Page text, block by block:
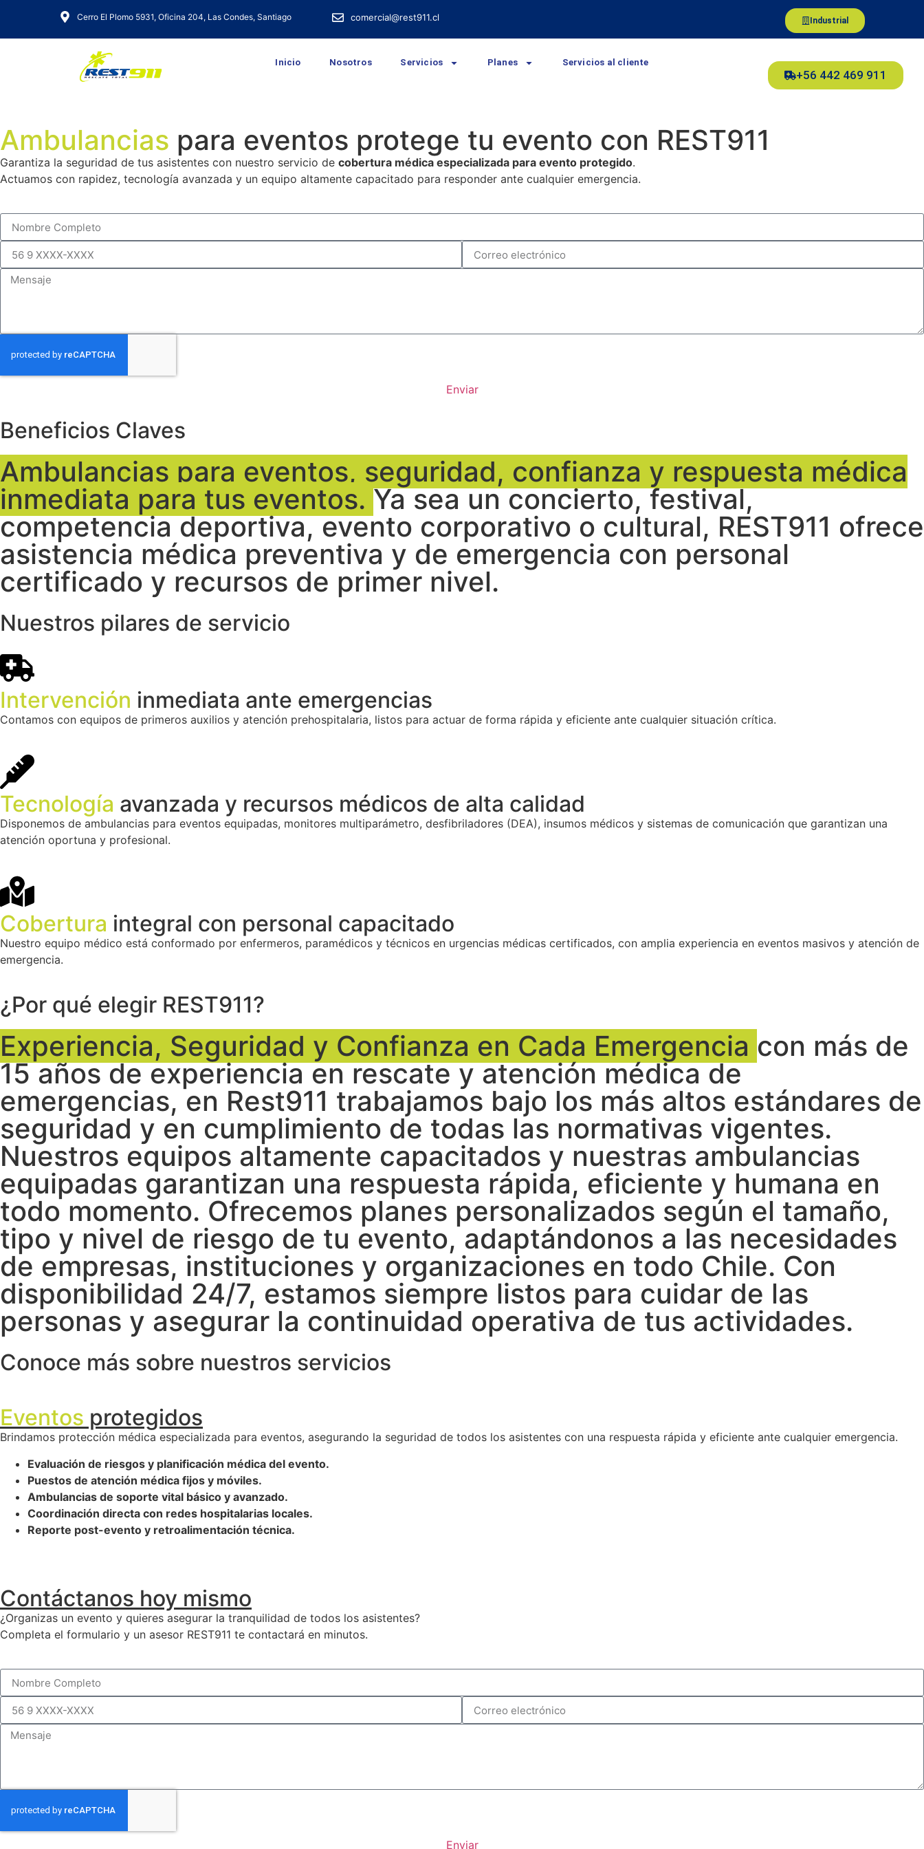
Cerro El Plomo 5931, Oficina 204, Las Condes, Santiago comercial@rest911.cl Industrial
Inicio Nosotros Servicios Planes Servicios al cliente
+56 442 469 911
Ambulancias para eventos protege tu evento con REST911
Garantiza la seguridad de tus asistentes con nuestro servicio de cobertura médica especializada para evento protegido.
Actuamos con rapidez, tecnología avanzada y un equipo altamente capacitado para responder ante cualquier emergencia.
Enviar
Beneficios Claves
Ambulancias para eventos, seguridad, confianza y respuesta médica
inmediata para tus eventos. Ya sea un concierto, festival,
competencia deportiva, evento corporativo o cultural, REST911 ofrece
asistencia médica preventiva y de emergencia con personal
certificado y recursos de primer nivel.
Nuestros pilares de servicio
Intervención inmediata ante emergencias
Contamos con equipos de primeros auxilios y atención prehospitalaria, listos para actuar de forma rápida y eficiente ante cualquier situación crítica.
Tecnología avanzada y recursos médicos de alta calidad
Disponemos de ambulancias para eventos equipadas, monitores multiparámetro, desfibriladores (DEA), insumos médicos y sistemas de comunicación que garantizan una
atención oportuna y profesional.
Cobertura integral con personal capacitado
Nuestro equipo médico está conformado por enfermeros, paramédicos y técnicos en urgencias médicas certificados, con amplia experiencia en eventos masivos y atención de
emergencia.
¿Por qué elegir REST911?
Experiencia, Seguridad y Confianza en Cada Emergencia con más de
15 años de experiencia en rescate y atención médica de
emergencias, en Rest911 trabajamos bajo los más altos estándares de
seguridad y en cumplimiento de todas las normativas vigentes.
Nuestros equipos altamente capacitados y nuestras ambulancias
equipadas garantizan una respuesta rápida, eficiente y humana en
todo momento. Ofrecemos planes personalizados según el tamaño,
tipo y nivel de riesgo de tu evento, adaptándonos a las necesidades
de empresas, instituciones y organizaciones en todo Chile. Con
disponibilidad 24/7, estamos siempre listos para cuidar de las
personas y asegurar la continuidad operativa de tus actividades.
Conoce más sobre nuestros servicios​
Eventos protegidos
Brindamos protección médica especializada para eventos, asegurando la seguridad de todos los asistentes con una respuesta rápida y eficiente ante cualquier emergencia.
Evaluación de riesgos y planificación médica del evento.
Puestos de atención médica fijos y móviles.
Ambulancias de soporte vital básico y avanzado.
Coordinación directa con redes hospitalarias locales.
Reporte post-evento y retroalimentación técnica.
Contáctanos hoy mismo
¿Organizas un evento y quieres asegurar la tranquilidad de todos los asistentes?
Completa el formulario y un asesor REST911 te contactará en minutos.
Enviar